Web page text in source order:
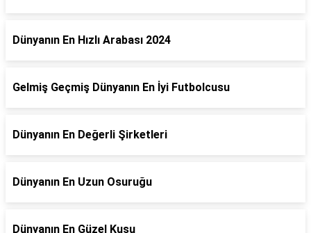
Dünyanın En Hızlı Arabası 2024
Gelmiş Geçmiş Dünyanın En İyi Futbolcusu
Dünyanın En Değerli Şirketleri
Dünyanın En Uzun Osuruğu
Dünyanın En Güzel Kuşu